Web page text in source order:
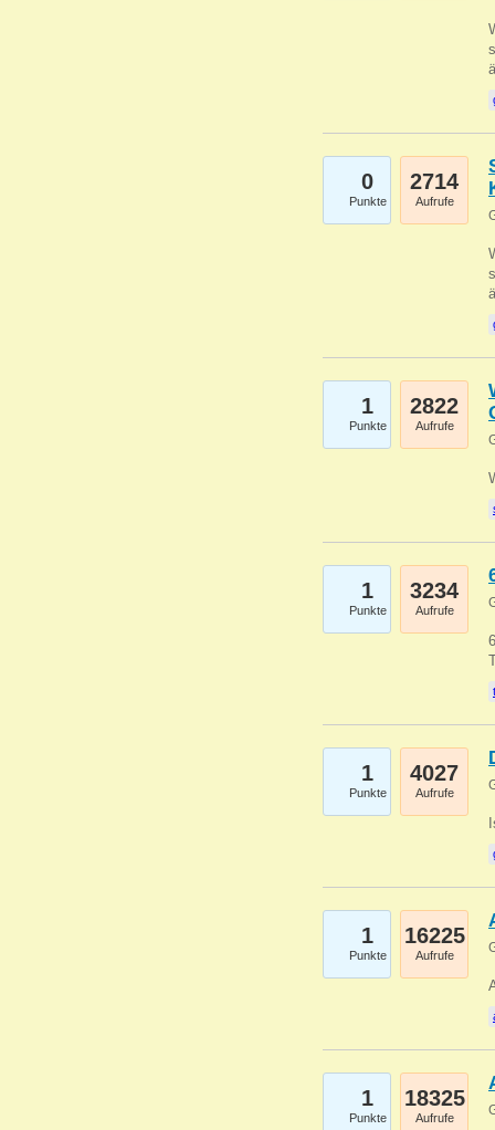
0
Punkte
2714
Aufrufe
1
Punkte
2822
Aufrufe
1
Punkte
3234
Aufrufe
1
Punkte
4027
Aufrufe
1
Punkte
16225
Aufrufe
1
Punkte
18325
Aufrufe